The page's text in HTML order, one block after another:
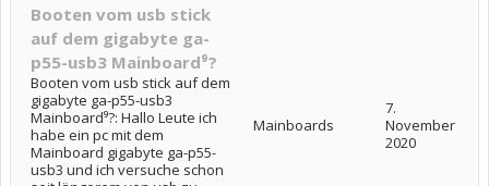
Booten vom usb stick
auf dem gigabyte ga-
p55-usb3 Mainboard⁹?
Booten vom usb stick auf dem
gigabyte ga-p55-usb3
Mainboard⁹?: Hallo Leute ich
habe ein pc mit dem
Mainboard gigabyte ga-p55-
usb3 und ich versuche schon
Mainboards
7.
November
2020